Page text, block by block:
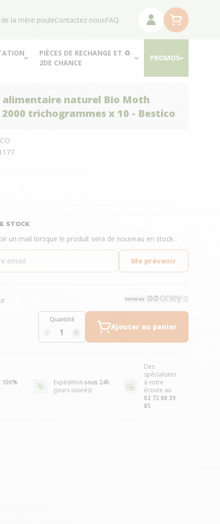
de la mère pouleContactez-nousFAQ
PIÈCES DE RECHANGE ET ♻
2DE CHANCE
PROMOS
naturel Bio Moth
trichogrammes x 10 - Bestico
STOCK
un mail lorsque le produit sera de nouveau en stock :
Me prévenir
Quantité
Ajouter au panier
100%
Expédition sous 24h
(jours ouvrés)
Des
spécialistes
à votre
écoute au
02 72 88 39
85